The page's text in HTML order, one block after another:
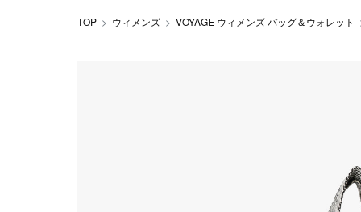
TOP ウィメンズ VOYAGE ウィメンズ バッグ＆ウォレット